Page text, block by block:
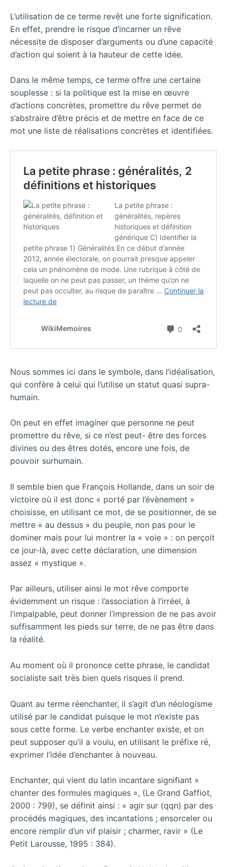
L’utilisation de ce terme revêt une forte signification.
En effet, prendre le risque d’incarner un rêve
nécessite de disposer d’arguments ou d’une capacité
d’action qui soient à la hauteur de cette idée.
Dans le même temps, ce terme offre une certaine
souplesse : si la politique est la mise en œuvre
d’actions concrètes, promettre du rêve permet de
s’abstraire d’être précis et de mettre en face de ce
mot une liste de réalisations concrètes et identifiées.
Nous sommes ici dans le symbole, dans l’idéalisation,
qui confère à celui qui l’utilise un statut quasi supra-
humain.
On peut en effet imaginer que personne ne peut
promettre du rêve, si ce n’est peut- être des forces
divines ou des êtres dotés, encore une fois, de
pouvoir surhumain.
Il semble bien que François Hollande, dans un soir de
victoire où il est donc « porté par l’évènement »
choisisse, en utilisant ce mot, de se positionner, de se
mettre « au dessus » du peuple, non pas pour le
dominer mais pour lui montrer la « voie » : on perçoit
ce jour-là, avec cette déclaration, une dimension
assez « mystique ».
Par ailleurs, utiliser ainsi le mot rêve comporte
évidemment un risque : l’association à l’irréel, à
l’impalpable, peut donner l’impression de ne pas avoir
suffisamment les pieds sur terre, de ne pas être dans
la réalité.
Au moment où il prononce cette phrase, le candidat
socialiste sait très bien quels risques il prend.
Quant au terme réenchanter, il s’agit d’un néologisme
utilisé par le candidat puisque le mot n’existe pas
sous cette forme. Le verbe enchanter existe, et on
peut supposer qu’il a voulu, en utilisant le préfixe ré,
exprimer l’idée d’enchanter à nouveau.
Enchanter, qui vient du latin incantare signifiant «
chanter des formules magiques », (Le Grand Gaffiot,
2000 : 799), se définit ainsi : « agir sur (qqn) par des
procédés magiques, des incantations ; ensorceler ou
encore remplir d’un vif plaisir ; charmer, ravir » (Le
Petit Larousse, 1995 : 384).